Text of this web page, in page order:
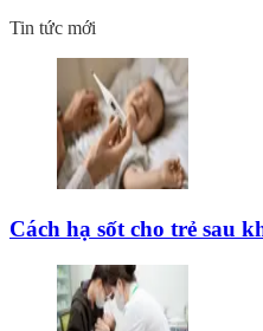
Tin tức mới
Cách hạ sốt cho trẻ sau